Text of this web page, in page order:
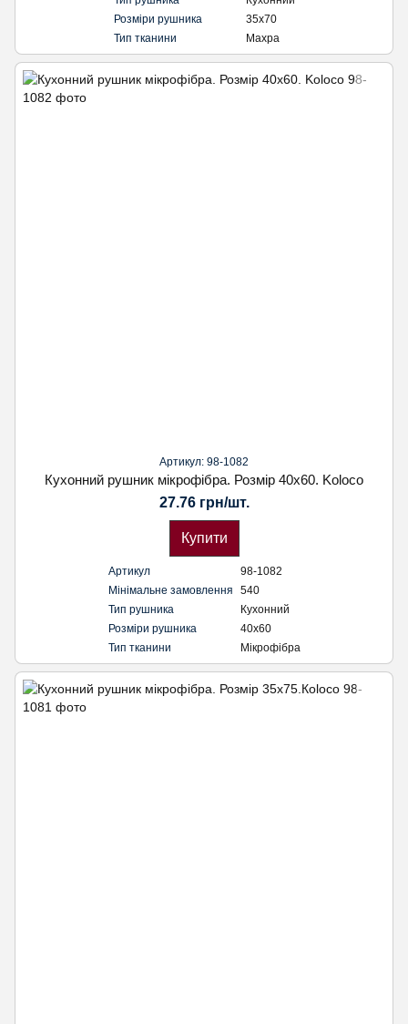
Розміри рушника
35х70
Тип тканини
Махра
Артикул: 98-1082
Кухонний рушник мікрофібра. Розмір 40х60. Koloco
27.76 грн/шт.
Купити
Артикул
98-1082
Мінімальне замовлення
540
Тип рушника
Кухонний
Розміри рушника
40х60
Тип тканини
Мікрофібра